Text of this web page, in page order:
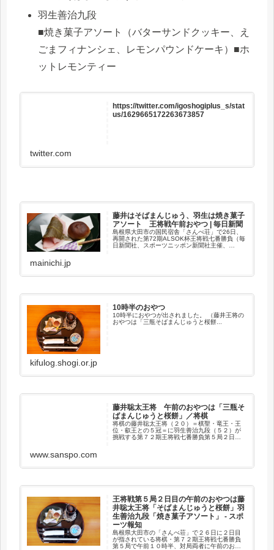
羽生善治九段
■焼き菓子アソート（バターサンドクッキー、え
ごまフィナンシェ、レモンパウンドケーキ）■ホ
ットレモンティー
https://twitter.com/igoshogiplus_s/stat
us/1629665172263673857
twitter.com
藤井はそばまんじゅう、羽生は焼き菓子
アソート 王将戦午前おやつ | 毎日新聞
島根県大田市の国民宿舎「さんべ荘」で26日、
再開された第72期ALSOK杯王将戦七番勝負（毎
日新聞社、スポーツニッポン新聞社主催、
mainichi.jp
10時半のおやつ
10時半におやつが出されました。 （藤井王将の
おやつは「三瓶そばまんじゅうと桜餅...
kifulog.shogi.or.jp
藤井聡太王将 午前のおやつは「三瓶そ
ばまんじゅうと桜餅」／将棋
将棋の藤井聡太王将（２０）＝棋聖・竜王・王
位・叡王との５冠＝に羽生善治九段（５２）が
挑戦する第７２期王将戦七番勝負第５局２日目
www.sanspo.com
王将戦第５局２日目の午前のおやつは藤
井聡太王将「そばまんじゅうと桜餅」羽
生善治九段「焼き菓子アソート」 - スポ
ーツ報知
島根県大田市の「さんべ荘」で２６日に２日目
が指されている将棋・第７２期王将戦七番勝負
第５局で午前１０時半、対局両者に午前のおや